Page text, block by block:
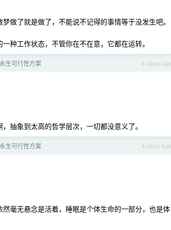
做了就是做了，不能说不记得的事情等于没发生吧。
种工作状态，不管你在不在意，它都在运转。
4 days ago
生可行性方案
抽象到太高的哲学层次，一切都没意义了。
4 days ago
生可行性方案
毫无悬念是活着，睡眠是个体生命的一部分，也是体